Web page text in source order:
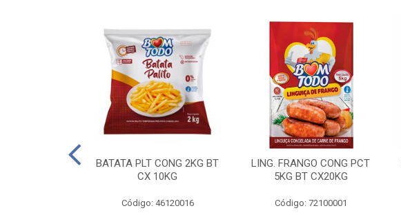
BATATA PLT CONG 2KG BT
CX 10KG
Código: 46120016
LING. FRANGO CONG PCT
5KG BT CX20KG
Código: 72100001